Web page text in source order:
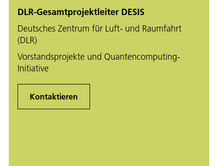
DLR-Gesamtprojektleiter DESIS
Deutsches Zentrum für Luft- und Raumfahrt
(DLR)
Vorstandsprojekte und Quantencomputing-
Initiative
Kontaktieren